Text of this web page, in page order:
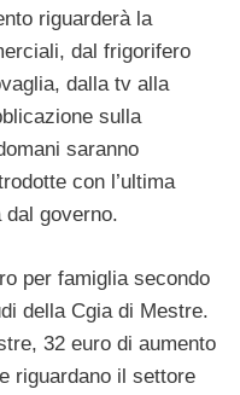
riguarderà la
dal frigorifero
dalla tv alla
sulla
saranno
con l’ultima
dal governo.
per famiglia secondo
della Cgia di Mestre.
32 euro di aumento
riguardano il settore